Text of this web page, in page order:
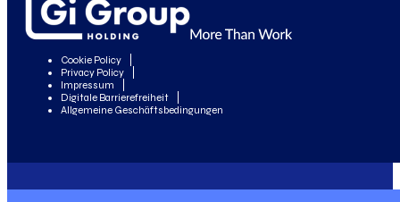
Cookie Policy
Privacy Policy
Impressum
Digitale Barrierefreiheit
Allgemeine Geschäftsbedingungen